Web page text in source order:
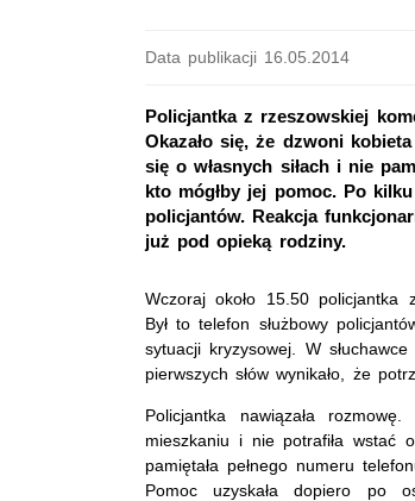
Data publikacji 16.05.2014
Policjantka z rzeszowskiej
Okazało się, że dzwoni
się o własnych siłach i nie
kto mógłby jej pomoc. Po
policjantów. Reakcja
już pod opieką rodziny.
Wczoraj około 15.50 policjantka
Był to telefon służbowy
sytuacji kryzysowej. W
pierwszych słów wynikało, że
Policjantka nawiązała
mieszkaniu i nie potrafiła wstać
pamiętała pełnego numeru
Pomoc uzyskała dopiero po